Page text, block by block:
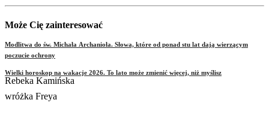
Modlitwa do św. Michała Archanioła. Słowa, które od ponad stu lat dają wierzącym
poczucie ochrony
Rebeka Kamińska
Może Cię zainteresować
Wielki horoskop na wakacje 2026. To lato może zmienić więcej, niż myślisz
wróżka Freya